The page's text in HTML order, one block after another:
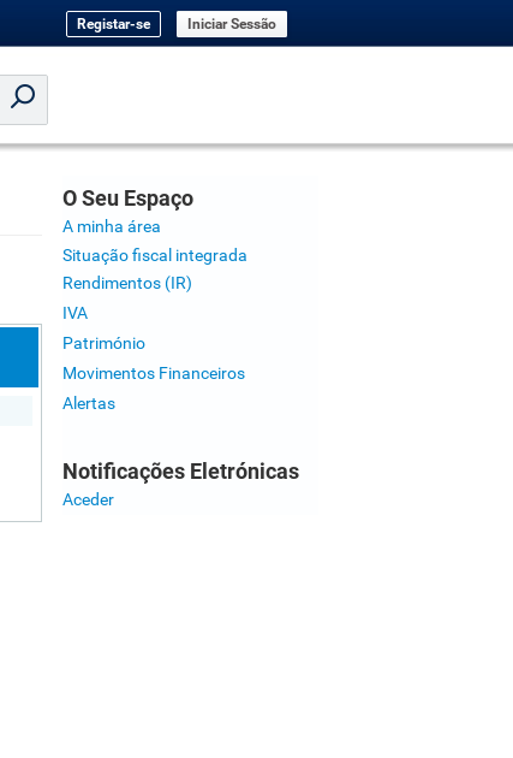
Registar-se Iniciar Sessão
O Seu Espaço
A minha área
Situação fiscal integrada
Rendimentos (IR)
IVA
Património
Movimentos Financeiros
Alertas
Notificações Eletrónicas
Aceder